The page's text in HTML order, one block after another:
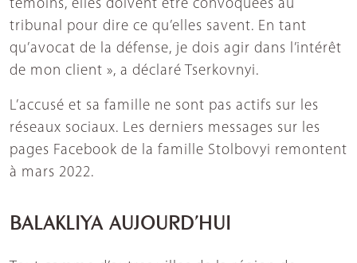
témoins, elles doivent être convoquées au
tribunal pour dire ce qu’elles savent. En tant
qu’avocat de la défense, je dois agir dans l’intérêt
de mon client », a déclaré Tserkovnyi.
L’accusé et sa famille ne sont pas actifs sur les
réseaux sociaux. Les derniers messages sur les
pages Facebook de la famille Stolbovyi remontent
à mars 2022.
BALAKLIYA AUJOURD’HUI